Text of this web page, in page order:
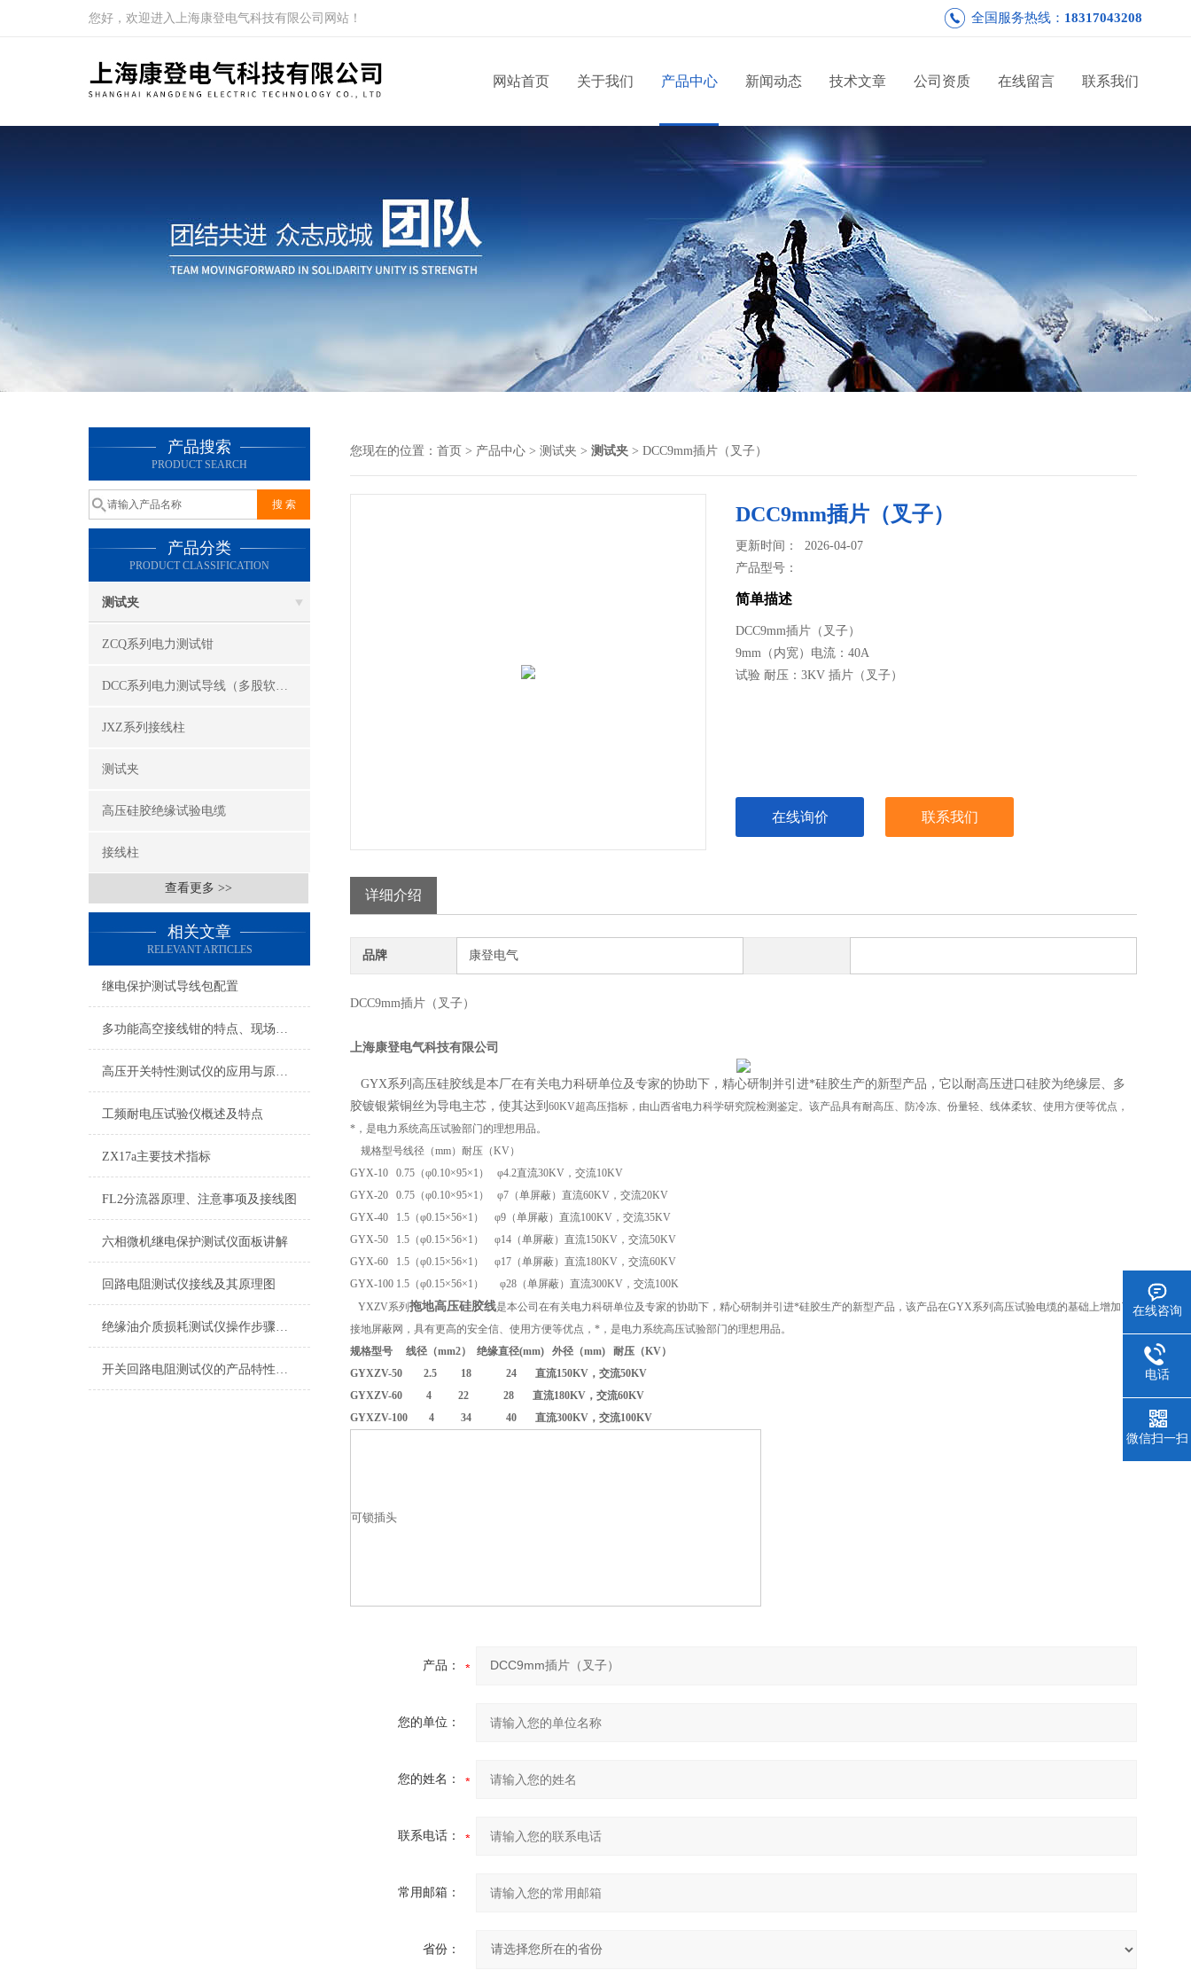
您好，欢迎进入上海康登电气科技有限公司网站！ 全国服务热线： 18317043208
网站首页 关于我们 产品中心 新闻动态 技术文章 公司资质 在线留言 联系我们
产品搜索
PRODUCT SEARCH
产品分类
PRODUCT CLASSIFICATION
测试夹
ZCQ系列电力测试钳
DCC系列电力测试导线（多股软线）
JXZ系列接线柱
测试夹
高压硅胶绝缘试验电缆
接线柱
查看更多 >>
相关文章
RELEVANT ARTICLES
继电保护测试导线包配置
多功能高空接线钳的特点、现场使用方法
高压开关特性测试仪的应用与原理介绍
工频耐电压试验仪概述及特点
ZX17a主要技术指标
FL2分流器原理、注意事项及接线图
六相微机继电保护测试仪面板讲解
回路电阻测试仪接线及其原理图
绝缘油介质损耗测试仪操作步骤方法
开关回路电阻测试仪的产品特性描述
您现在的位置： 首页 > 产品中心 > 测试夹 > 测试夹 > DCC9mm插片（叉子）
DCC9mm插片（叉子）
更新时间： 2026-04-07
产品型号：
简单描述
DCC9mm插片（叉子）
9mm（内宽）电流：40A
试验 耐压：3KV 插片（叉子）
在线询价 联系我们
详细介绍
品牌 康登电气
DCC9mm插片（叉子）
上海康登电气科技有限公司
GYX系列高压硅胶线是本厂在有关电力科研单位及专家的协助下，精心研制并引进*硅胶生产的新型产品，它以耐高压进口硅胶为绝缘层、多
胶镀银紫铜丝为导电主芯，使其达到 60KV超高压指标，由山西省电力科学研究院检测鉴定。该产品具有耐高压、防冷冻、份量轻、线体柔软、使用方便等优点，
*，是电力系统高压试验部门的理想用品。
规格型号线径（mm） 耐压（KV）
GYX-10 0.75 （φ0.10×95×1 ） φ4.2直流30KV ，交流10KV
GYX-20 0.75 （φ0.10×95×1 ） φ7 （单屏蔽） 直流60KV ，交流20KV
GYX-40 1.5 （φ0.15×56×1 ） φ9 （单屏蔽） 直流100KV ，交流35KV
GYX-50 1.5 （φ0.15×56×1 ） φ14 （单屏蔽） 直流150KV ，交流50KV
GYX-60 1.5 （φ0.15×56×1 ） φ17 （单屏蔽） 直流180KV ，交流60KV
GYX-100 1.5 （φ0.15×56×1 ） φ28 （单屏蔽） 直流300KV ，交流100K
YXZV系列 拖地高压硅胶线是本公司在有关电力科研单位及专家的协助下，精心研制并引进*硅胶生产的新型产品，该产品在GYX系列高压试验电缆的基础上增加了
接地屏蔽网，具有更高的安全信、使用方便等优点，*，是电力系统高压试验部门的理想用品。
规格型号 线径（mm2） 绝缘直径(mm) 外径（mm) 耐压（KV）
GYXZV-50 2.5 18 24 直流150KV，交流50KV
GYXZV-60 4 22 28 直流180KV，交流60KV
GYXZV-100 4 34 40 直流300KV，交流100KV
可锁插头
产品：
您的单位：
您的姓名：
联系电话：
常用邮箱：
省份：
在线咨询
电话
微信扫一扫